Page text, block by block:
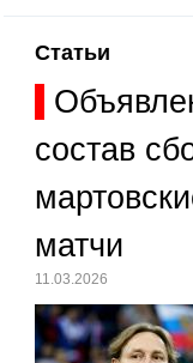
Статьи
состав
матчи
11.03.2026